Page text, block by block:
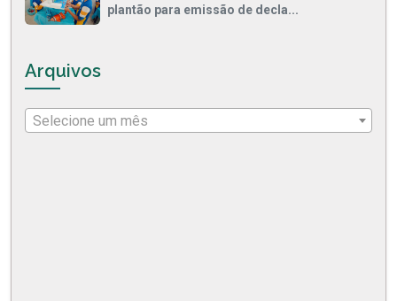
plantão para emissão de decla...
Arquivos
Selecione um mês